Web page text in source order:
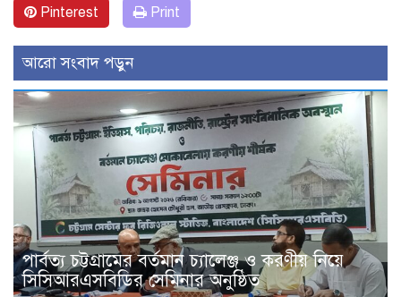
Pinterest Print
আরো সংবাদ পড়ুন
পার্বত্য চট্টগ্রামের বর্তমান চ্যালেঞ্জ ও করণীয় নিয়ে
সিসিআরএসবিডির সেমিনার অনুষ্ঠিত